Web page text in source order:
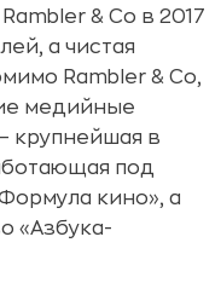
& Co в 2017
а чистая
Rambler & Co,
медийные
крупнейшая в
под
кино», а
«Азбука-